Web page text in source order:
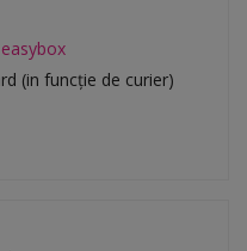
(in funcție de curier)